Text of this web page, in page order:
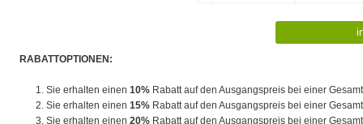
RABATTOPTIONEN:
1. Sie erhalten einen 10%Rabatt auf den Ausgangspreis bei einer
2. Sie erhalten einen 15%Rabatt auf den Ausgangspreis bei einer
3. Sie erhalten einen 20%Rabatt auf den Ausgangspreis bei einer